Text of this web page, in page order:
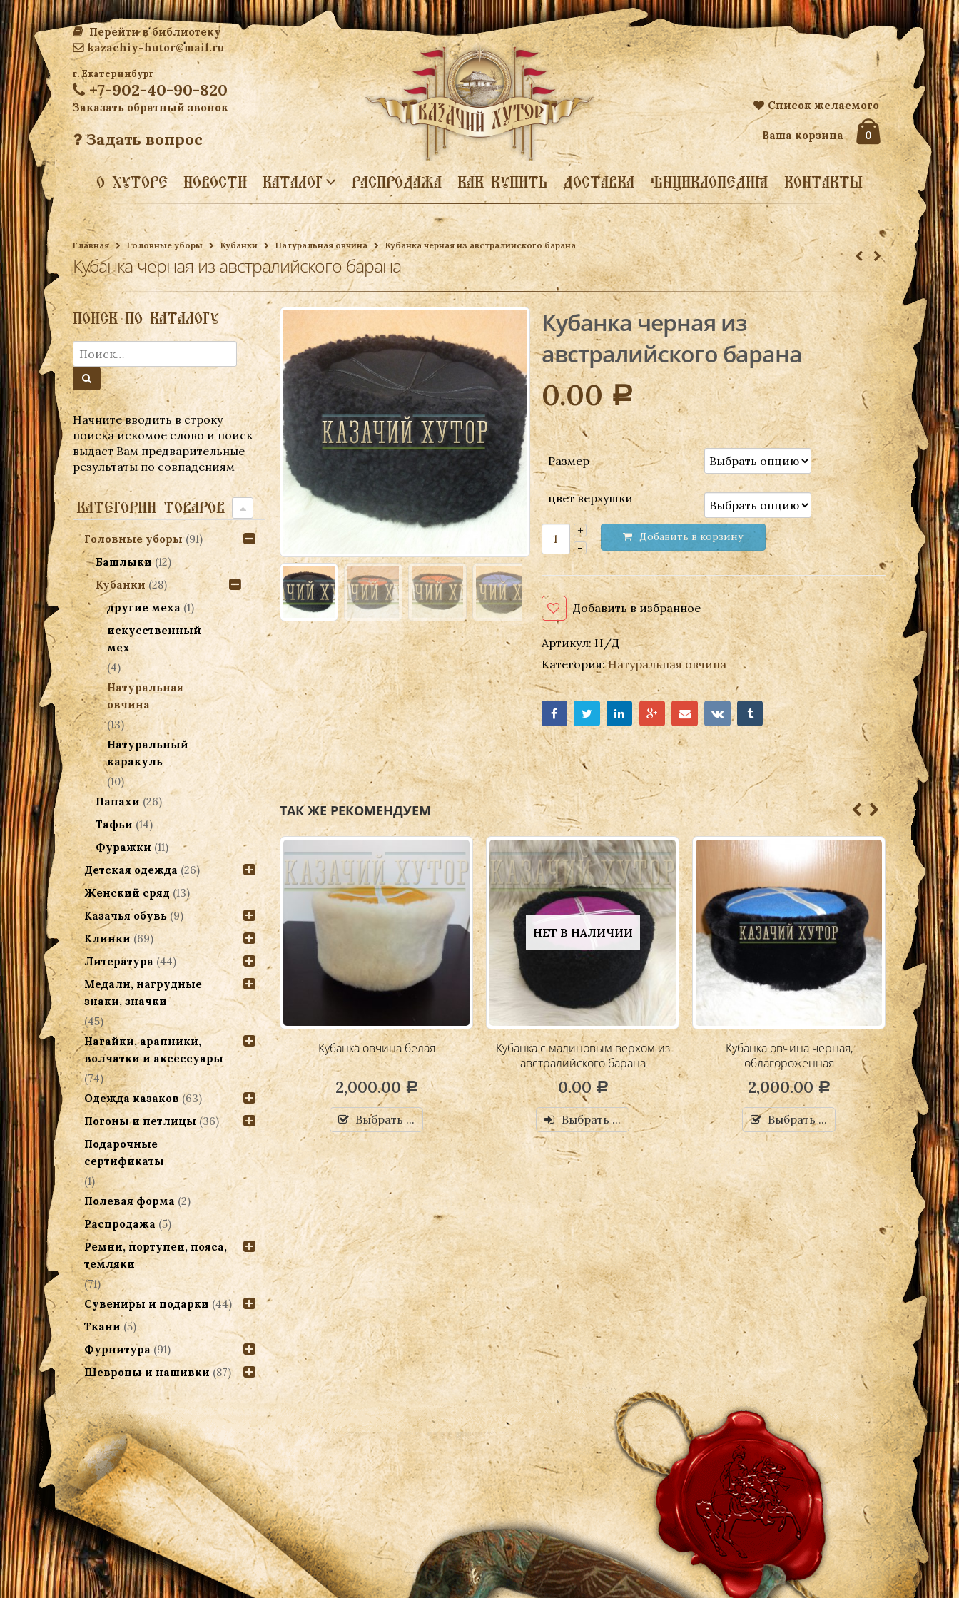
Перейти в библиотеку
kazachiy-hutor@mail.ru
г. Екатеринбург
+7-902-40-90-820
Заказать обратный звонок
Задать вопрос
Список желаемого
Ваша корзина 0
О ХУТОРЕ НОВОСТИ КАТАЛОГ РАСПРОДАЖА КАК КУПИТЬ ДОСТАВКА ЭНЦИКЛОПЕДИЯ КОНТАКТЫ
Главная Головные уборы Кубанки Натуральная овчина Кубанка черная из австралийского барана
Кубанка черная из австралийского барана
Кубанка черная из
австралийского барана
0.00Р
Размер
цвет верхушки
Добавить в корзину
Добавить в избранное
Артикул:Н/Д
Категория:Натуральная овчина
ТАК ЖЕ РЕКОМЕНДУЕМ
Кубанка белая, мутон
2,000.00 Р
Выбрать ...
Кубанка овчина белая
2,000.00Р
Выбрать ...
НЕТ В НАЛИЧИИ
Кубанка с малиновым верхом из
австралийского барана
0.00Р
Выбрать ...
Кубанка овчина черная,
облагороженная
2,000.00Р
Выбрать ...
Кубанка
ПОИСК ПО КАТАЛОГУ
Начните вводить в строку
поиска искомое слово и поиск
выдаст Вам предварительные
результаты по совпадениям
КАТЕГОРИИ ТОВАРОВ
Головные уборы (91)
Башлыки (12)
Кубанки (28)
другие меха (1)
искусственный
мех
(4)
Натуральная
овчина
(13)
Натуральный
каракуль
(10)
Папахи (26)
Тафьи (14)
Фуражки (11)
Детская одежда (26)
Женский сряд (13)
Казачья обувь (9)
Клинки (69)
Литература (44)
Медали, нагрудные
знаки, значки
(45)
Нагайки, арапники,
волчатки и аксессуары
(74)
Одежда казаков (63)
Погоны и петлицы (36)
Подарочные
сертификаты
(1)
Полевая форма (2)
Распродажа (5)
Ремни, портупеи, пояса,
темляки
(71)
Сувениры и подарки (44)
Ткани (5)
Фурнитура (91)
Шевроны и нашивки (87)